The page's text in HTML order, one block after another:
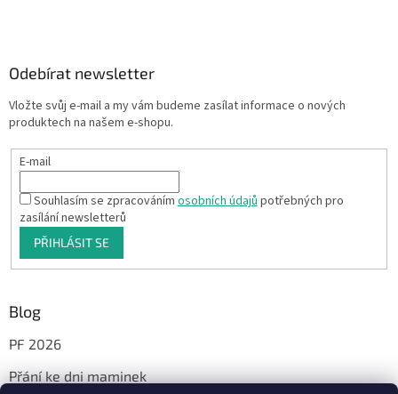
Odebírat newsletter
Vložte svůj e-mail a my vám budeme zasílat informace o nových
produktech na našem e-shopu.
E-mail
Souhlasím se zpracovánímosobních údajůpotřebných pro
zasílání newsletterů
PŘIHLÁSIT SE
Blog
PF 2026
Přání ke dni maminek